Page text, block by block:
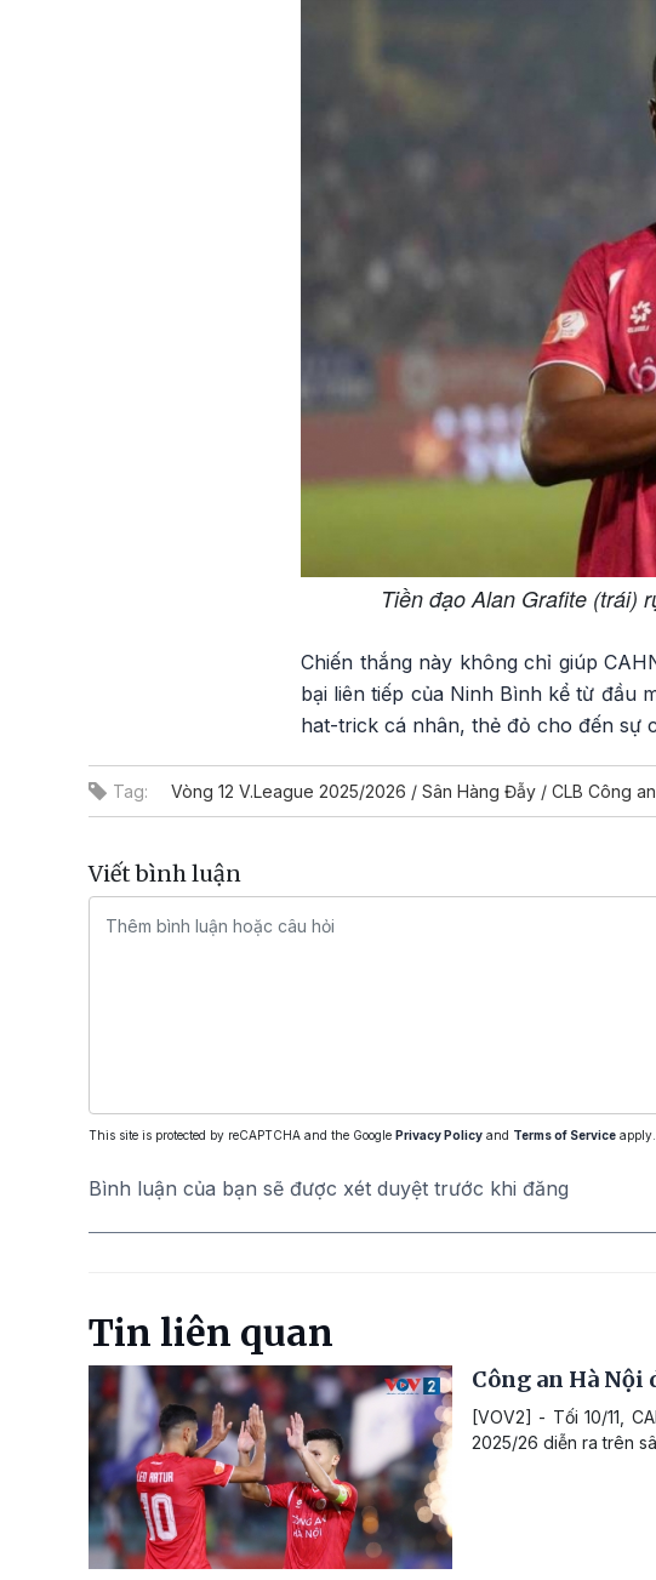
Tiền đạo Alan Grafite (trái)
Chiến thắng này không chỉ giúp
bại liên tiếp của Ninh Bình kể từ đầu
hat-trick cá nhân, thẻ đỏ cho đến sự
Tag: Vòng 12 V.League 2025/2026 / Sân Hàng Đẫy / CLB Công
Viết bình luận
This site is protected by reCAPTCHA and the Google Privacy Policy and Terms of Service apply.
Bình luận của bạn sẽ được xét duyệt trước khi đăng
Tin liên quan
Công an Hà
[VOV2] - Tối 10/11,
2025/26 diễn ra trên